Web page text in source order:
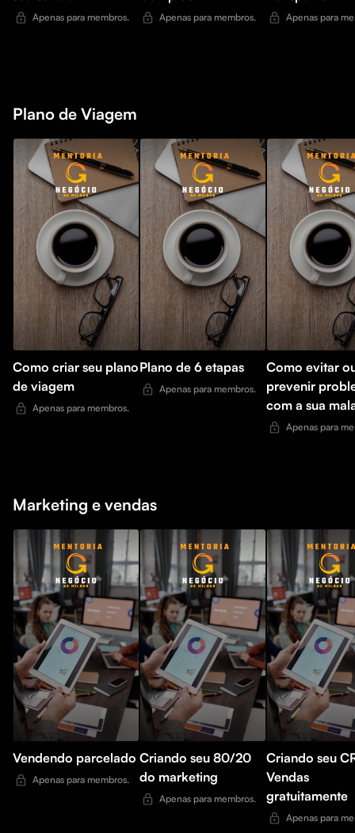
Apenas para membros. Apenas para membros. Apenas para
Plano de Viagem
Como criar seu plano
de viagem
Apenas para membros.
Plano de 6 etapas
Apenas para membros.
Como evitar
prevenir
com a sua
Apenas para
Marketing e vendas
Vendendo parcelado
Apenas para membros.
Criando seu 80/20
do marketing
Apenas para membros.
Criando seu
Vendas
gratuitamente
Apenas para